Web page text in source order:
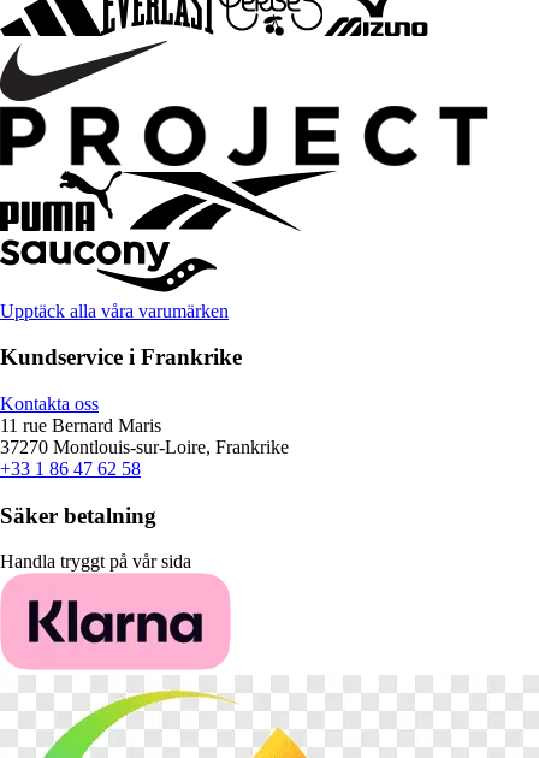
Upptäck alla våra varumärken
Kundservice i Frankrike
Kontakta oss
11 rue Bernard Maris
37270 Montlouis-sur-Loire, Frankrike
+33 1 86 47 62 58
Säker betalning
Handla tryggt på vår sida